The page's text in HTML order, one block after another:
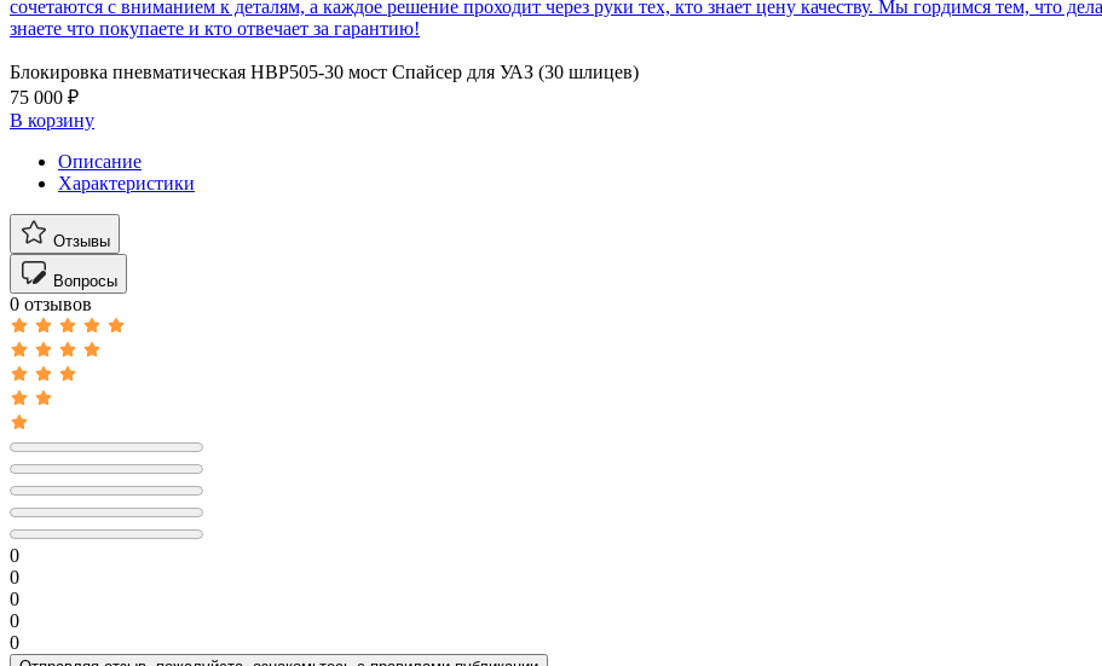
сочетаются с вниманием к деталям, а каждое решение проходит через руки тех, кто знает цену качеству. Мы гордимся тем, что
знаете что покупаете и кто отвечает за гарантию!
Блокировка пневматическая HBP505-30 мост Спайсер для УАЗ (30 шлицев)
75 000 ₽
В корзину
Описание
Характеристики
Отзывы
Вопросы
0 отзывов
0
0
0
0
0